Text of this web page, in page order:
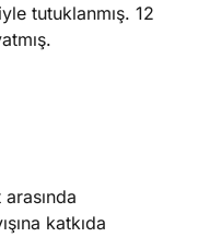
tutuklanmış. 12
katkıda